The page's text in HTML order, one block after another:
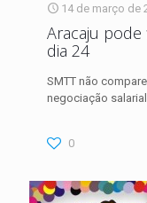
14 de março de
Aracaju
dia 24
SMTT não
negociação
0